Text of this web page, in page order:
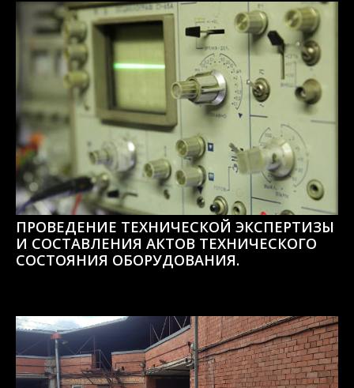
ПРОВЕДЕНИЕ ТЕХНИЧЕСКОЙ ЭКСПЕРТИЗЫ
И СОСТАВЛЕНИЯ АКТОВ ТЕХНИЧЕСКОГО
СОСТОЯНИЯ ОБОРУДОВАНИЯ.